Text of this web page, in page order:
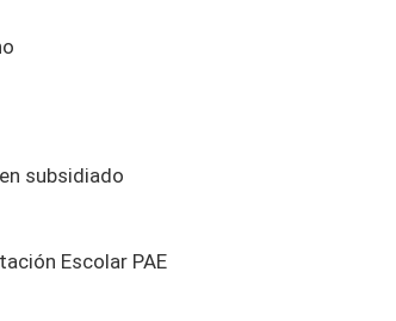
subsidiado
Escolar PAE